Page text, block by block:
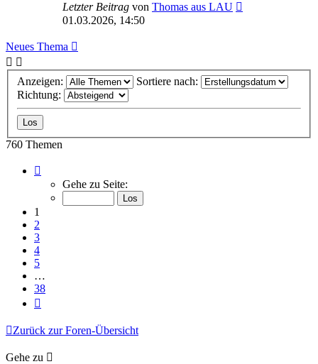
Letzter Beitrag von Thomas aus LAU
01.03.2026, 14:50
Neues Thema
Anzeigen:
Sortiere nach:
Richtung:
760 Themen
von
Gehe zu Seite:
1
2
3
4
5
…
38
Zurück zur Foren-Übersicht
Gehe zu